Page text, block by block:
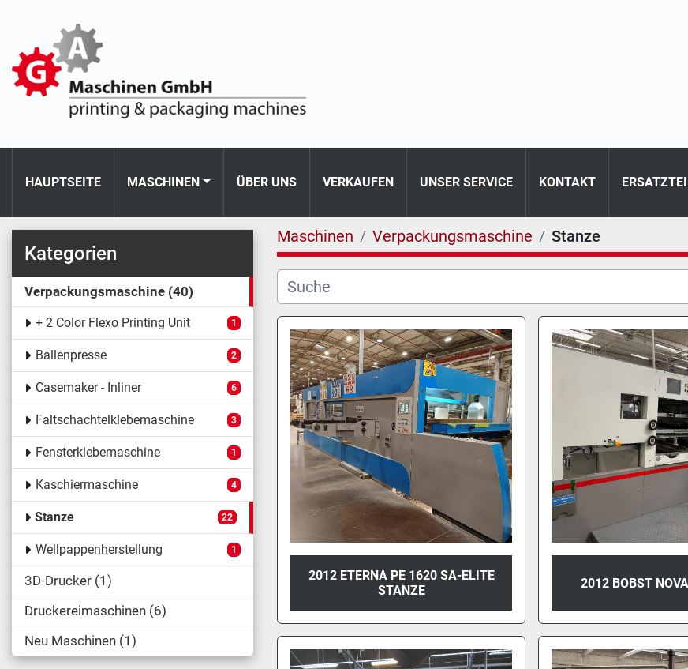
HAUPTSEITE MASCHINEN ÜBER UNS VERKAUFEN UNSER SERVICE KONTAKT
Kategorien
Verpackungsmaschine 40
+ 2 Color Flexo Printing Unit 1
Ballenpresse 2
Casemaker - Inliner 6
Faltschachtelklebemaschine 3
Fensterklebemaschine 1
Kaschiermaschine 4
Stanze 22
Wellpappenherstellung 1
3D-Drucker 1
Druckereimaschinen 6
Neu Maschinen 1
Maschinen Verpackungsmaschine Stanze
2012 ETERNA PE 1620 SA-ELITE
STANZE
2012 BOBST